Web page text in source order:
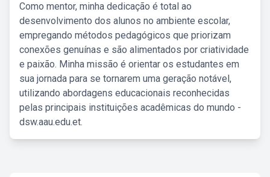
Como mentor, minha dedicação é total ao
desenvolvimento dos alunos no ambiente escolar,
empregando métodos pedagógicos que priorizam
conexões genuínas e são alimentados por criatividade
e paixão. Minha missão é orientar os estudantes em
sua jornada para se tornarem uma geração notável,
utilizando abordagens educacionais reconhecidas
pelas principais instituições acadêmicas do mundo -
dsw.aau.edu.et.